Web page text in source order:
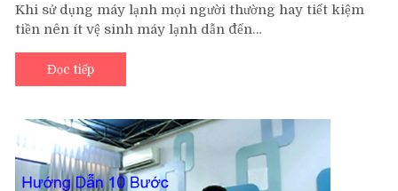
Trì
Vệ
Sinh
Lạnh
Trần
Tại
Nhà
Giá
Khi sử dụng máy lạnh mọi người thường hay tiết kiệm
tiền nên ít vệ sinh máy lạnh dẫn đến…
Đọc tiếp